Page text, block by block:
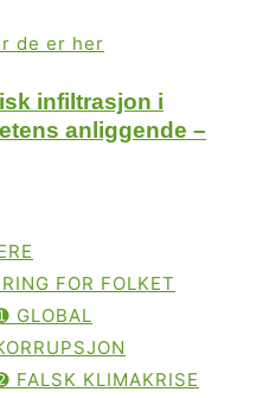
infiltrasjon i
anliggende –
FOR FOLKET
GLOBAL
FALSK KLIMAKRISE